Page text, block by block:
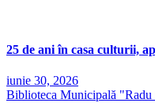
25 de ani în casa culturii,
iunie 30, 2026
Biblioteca Municipală "Radu